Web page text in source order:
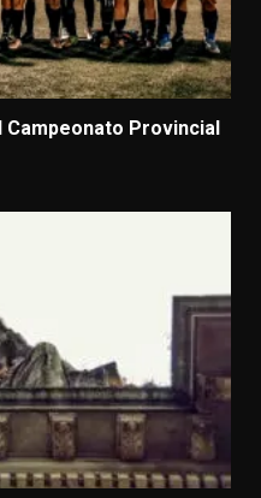
Provincial